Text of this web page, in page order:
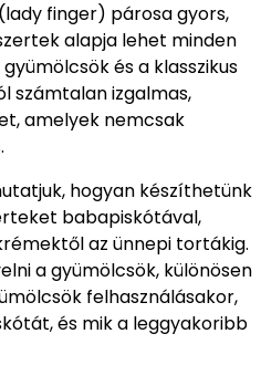
finger) párosa gyors,
alapja lehet minden
és a klasszikus
számtalan izgalmas,
amelyek nemcsak
hogyan készíthetünk
babapiskótával,
az ünnepi tortákig.
a gyümölcsök, különösen
felhasználásakor,
és mik a leggyakoribb